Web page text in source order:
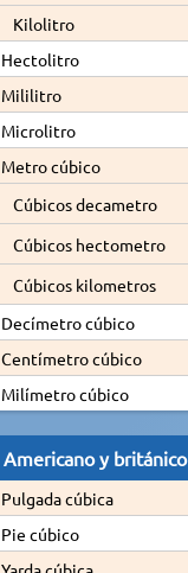
Kilolitro
Hectolitro
Mililitro
Microlitro
Metro cúbico
Cúbicos decametro
Cúbicos hectometro
Cúbicos kilometros
Decímetro cúbico
Centímetro cúbico
Milímetro cúbico
Americano y británico
Pulgada cúbica
Pie cúbico